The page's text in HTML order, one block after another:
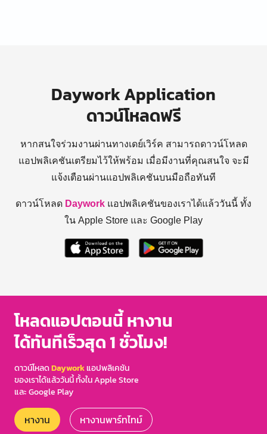
Daywork Application
ดาวน์โหลดฟรี
หากสนใจร่วมงานผ่านทางเดย์เวิร์ค สามารถดาวน์โหลด
แอปพลิเคชันเตรียมไว้ให้พร้อม เมื่อมีงานที่คุณสนใจ จะมี
แจ้งเตือนผ่านแอปพลิเคชันบนมือถือทันที
ดาวน์โหลด Daywork แอปพลิเคชันของเราได้แล้ววันนี้ ทั้ง
ใน Apple Store และ Google Play
โหลดแอปตอนนี้ หางาน
ได้ทันทีเร็วสุด 1 ชั่วโมง!
ดาวน์โหลดDayworkแอปพลิเคชัน
ของเราได้แล้ววันนี้ ทั้งใน Apple Store
และ Google Play
หางาน หางานพาร์ทไทม์